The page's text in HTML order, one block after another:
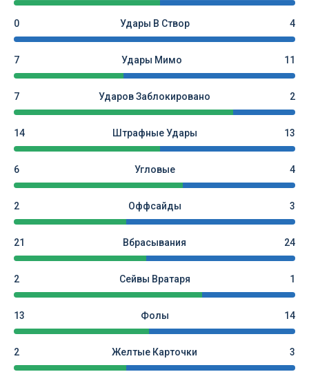
0 Удары В Створ 4
7 Удары Мимо 11
7 Ударов Заблокировано 2
14 Штрафные Удары 13
6 Угловые 4
2 Оффсайды 3
21 Вбрасывания 24
2 Сейвы Вратаря 1
13 Фолы 14
2 Желтые Карточки 3